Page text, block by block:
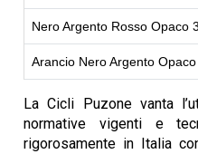
Nero Argento Rosso Opaco
Arancio Nero Argento
La Cicli Puzone vanta
normative vigenti e
rigorosamente in Italia